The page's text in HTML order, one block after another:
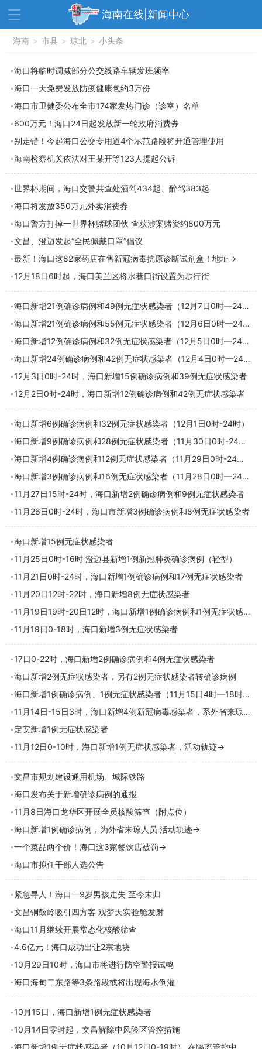
海南在线|新闻中心
资讯中心 热点 旅游
消费 财经
教育 健康 房产
家装 交通 美食
生活 演出 活动
展会 走读海南 周末去哪儿
人才在线 天涯企服
海南 > 市县 > 琼北 > 小头条
海口将临时调减部分公交线路车辆发班频率
海口一天免费发放防疫健康包约3万份
海口市卫健委公布全市174家发热门诊（诊室）名单
600万元！海口24日起发放新一轮政府消费券
别走错！今起海口公交专用道4个示范路段将开通管理使用
海南检察机关依法对王某开等123人提起公诉
世界杯期间，海口交警共查处酒驾434起、醉驾383起
海口将发放350万元外卖消费券
海口警方打掉一世界杯赌球团伙 查获涉案赌资约800万元
文昌、澄迈发起“全民佩戴口罩”倡议
最新！海口这82家药店在售新冠病毒抗原诊断试剂盒！地址→
12月18日6时起，海口美兰区将水巷口街设置为步行街
海口新增21例确诊病例和49例无症状感染者（12月7日0时—24时）
海口新增21例确诊病例和55例无症状感染者（12月6日0时—24时）
海口新增12例确诊病例和32例无症状感染者（12月5日0时—24时）
海口新增24例确诊病例和42例无症状感染者（12月4日0时—24时）
12月3日0时-24时，海口新增15例确诊病例和39例无症状感染者
12月2日0时-24时，海口新增12例确诊病例和42例无症状感染者
海口新增6例确诊病例和32例无症状感染者（12月1日0时-24时）
海口新增9例确诊病例和28例无症状感染者（11月30日0时-24时）
海口新增4例确诊病例和12例无症状感染者（11月29日0时-24时）
海口新增3例确诊病例和16例无症状感染者（11月28日0时—24时），活动轨迹→
11月27日15时-24时，海口新增2例确诊病例和9例无症状感染者
11月26日0时-24时，海口市新增3例确诊病例和8例无症状感染者
海口新增15例无症状感染者
11月25日0时-16时 澄迈县新增1例新冠肺炎确诊病例（轻型）
11月21日0时-24时，海口新增1例确诊病例和17例无症状感染者
11月20日12时-22时，海口新增8例无症状感染者
11月19日19时-20日12时，海口新增1例确诊病例和1例无症状感染者
11月19日0-18时，海口新增3例无症状感染者
17日0-22时，海口新增2例确诊病例和4例无症状感染者
海口新增2例无症状感染者，另有2例无症状感染者转确诊病例
海口新增1例确诊病例、1例无症状感染者（11月15日4时—18时），附活动轨迹→
11月14日-15日3时，海口新增4例新冠病毒感染者，系外省来琼人员在隔离管控中发现
定安新增1例无症状感染者
11月12日0-10时，海口新增1例无症状感染者，活动轨迹→
文昌市规划建设通用机场、城际铁路
海口发布关于新增确诊病例的通报
11月8日海口龙华区开展全员核酸筛查（附点位）
海口新增1例确诊病例，为外省来琼人员 活动轨迹→
一个菜品两个价！海口这3家餐饮店被罚→
海口市拟任干部人选公告
紧急寻人！海口一9岁男孩走失 至今未归
文昌铜鼓岭吸引四方客 观梦天实验舱发射
海口11月继续开展常态化核酸筛查
4.6亿元！海口成功出让2宗地块
10月29日10时，海口市将进行防空警报试鸣
海口海甸二东路等3条路段或将出现海水倒灌
10月15日，海口新增1例无症状感染者
10月14日零时起，文昌解除中风险区管控措施